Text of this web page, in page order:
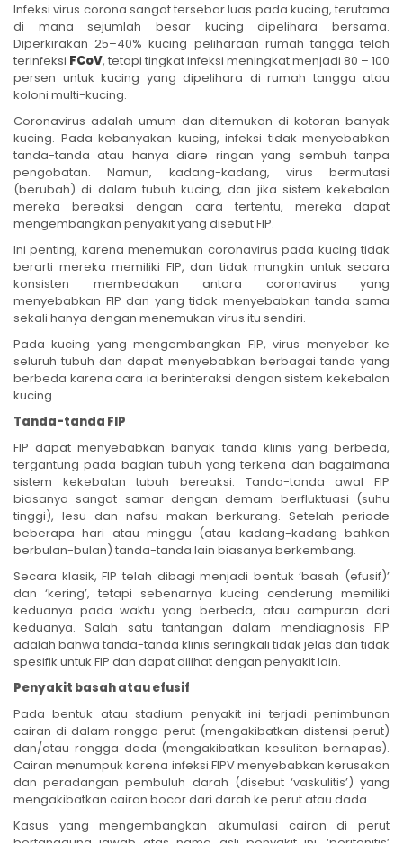
Infeksi virus corona sangat tersebar luas pada kucing, terutama
di mana sejumlah besar kucing dipelihara bersama.
Diperkirakan 25–40% kucing peliharaan rumah tangga telah
terinfeksi FCoV, tetapi tingkat infeksi meningkat menjadi 80 – 100
persen untuk kucing yang dipelihara di rumah tangga atau
koloni multi-kucing.
Coronavirus adalah umum dan ditemukan di kotoran banyak
kucing. Pada kebanyakan kucing, infeksi tidak menyebabkan
tanda-tanda atau hanya diare ringan yang sembuh tanpa
pengobatan. Namun, kadang-kadang, virus bermutasi
(berubah) di dalam tubuh kucing, dan jika sistem kekebalan
mereka bereaksi dengan cara tertentu, mereka dapat
mengembangkan penyakit yang disebut FIP.
Ini penting, karena menemukan coronavirus pada kucing tidak
berarti mereka memiliki FIP, dan tidak mungkin untuk secara
konsisten membedakan antara coronavirus yang
menyebabkan FIP dan yang tidak menyebabkan tanda sama
sekali hanya dengan menemukan virus itu sendiri.
Pada kucing yang mengembangkan FIP, virus menyebar ke
seluruh tubuh dan dapat menyebabkan berbagai tanda yang
berbeda karena cara ia berinteraksi dengan sistem kekebalan
kucing.
Tanda-tanda FIP
FIP dapat menyebabkan banyak tanda klinis yang berbeda,
tergantung pada bagian tubuh yang terkena dan bagaimana
sistem kekebalan tubuh bereaksi. Tanda-tanda awal FIP
biasanya sangat samar dengan demam berfluktuasi (suhu
tinggi), lesu dan nafsu makan berkurang. Setelah periode
beberapa hari atau minggu (atau kadang-kadang bahkan
berbulan-bulan) tanda-tanda lain biasanya berkembang.
Secara klasik, FIP telah dibagi menjadi bentuk ‘basah (efusif)’
dan ‘kering’, tetapi sebenarnya kucing cenderung memiliki
keduanya pada waktu yang berbeda, atau campuran dari
keduanya. Salah satu tantangan dalam mendiagnosis FIP
adalah bahwa tanda-tanda klinis seringkali tidak jelas dan tidak
spesifik untuk FIP dan dapat dilihat dengan penyakit lain.
Penyakit basah atau efusif
Pada bentuk atau stadium penyakit ini terjadi penimbunan
cairan di dalam rongga perut (mengakibatkan distensi perut)
dan/atau rongga dada (mengakibatkan kesulitan bernapas).
Cairan menumpuk karena infeksi FIPV menyebabkan kerusakan
dan peradangan pembuluh darah (disebut ‘vaskulitis’) yang
mengakibatkan cairan bocor dari darah ke perut atau dada.
Kasus yang mengembangkan akumulasi cairan di perut